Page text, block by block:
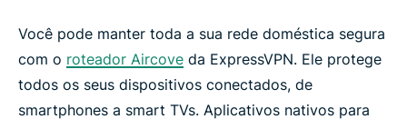
Você pode manter toda a sua rede doméstica segura
com o roteador Aircove da ExpressVPN. Ele protege
todos os seus dispositivos conectados, de
smartphones a smart TVs. Aplicativos nativos para